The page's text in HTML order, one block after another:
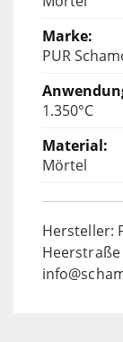
PUR
1.350°C
Mörtel
Hersteller:
Heerstraße